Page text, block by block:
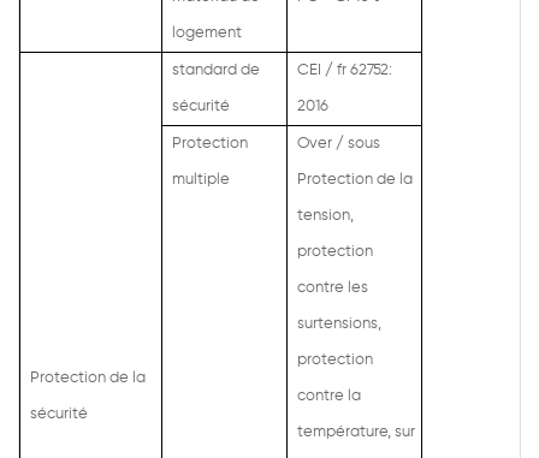
logement
Protection de la
sécurité
standard de
sécurité
CEI / fr 62752:
2016
Protection
multiple
Over / sous
Protection de la
tension,
protection
contre les
surtensions,
protection
contre la
température, sur